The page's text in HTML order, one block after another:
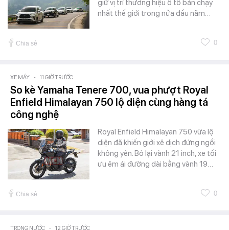
giữ vị trí thương hiệu ô tô bán chạy
nhất thế giới trong nửa đầu năm…
Chia sẻ 0
XE MÁY - 11 GIỜ TRƯỚC
So kè Yamaha Tenere 700, vua phượt Royal
Enfield Himalayan 750 lộ diện cùng hàng tá
công nghệ
Royal Enfield Himalayan 750 vừa lộ
diện đã khiến giới xê dịch đứng ngồi
không yên. Bỏ lại vành 21 inch, xe tối
ưu êm ái đường dài bằng vành 19…
Chia sẻ 0
TRONG NƯỚC - 12 GIỜ TRƯỚC